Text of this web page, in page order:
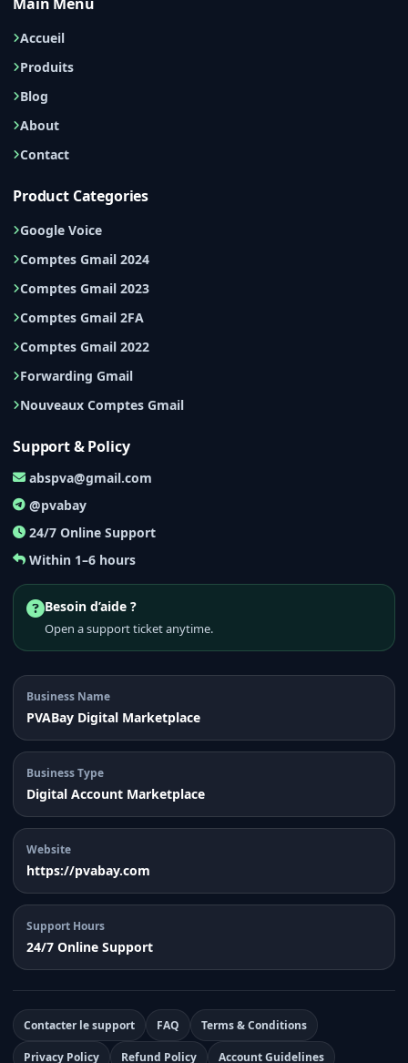
Accueil
Produits
Blog
About
Contact
Product Categories
Google Voice
Comptes Gmail 2024
Comptes Gmail 2023
Comptes Gmail 2FA
Comptes Gmail 2022
Forwarding Gmail
Nouveaux Comptes Gmail
Support & Policy
abspva@gmail.com
@pvabay
24/7 Online Support
Within 1–6 hours
Besoin d’aide ?
Open a support ticket anytime.
Business Name
PVABay Digital Marketplace
Business Type
Digital Account Marketplace
Website
https://pvabay.com
Support Hours
24/7 Online Support
Contacter le support FAQ Terms & Conditions
Privacy Policy Refund Policy Account Guidelines